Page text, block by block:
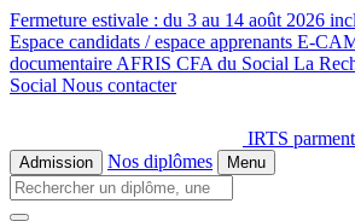
Fermeture estivale : du 3 au 14 août 2026
Espace candidats / espace apprenants E-
documentaire AFRIS CFA du Social La
Social Nous contacter
IRTS
Admission Nos diplômes Menu